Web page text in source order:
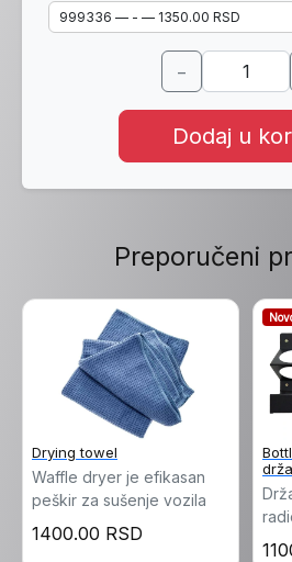
−
Dodaj u
Preporučeni
Drying towel
Waffle dryer je efikasan
peškir za sušenje vozila
1400.00 RSD